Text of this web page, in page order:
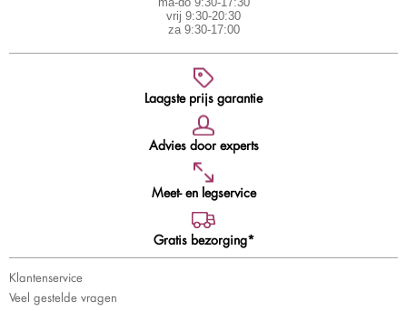
vrij 9:30-20:30
za 9:30-17:00
Laagste prijs garantie
Advies door experts
Meet- en legservice
Gratis bezorging*
Klantenservice
Veel gestelde vragen